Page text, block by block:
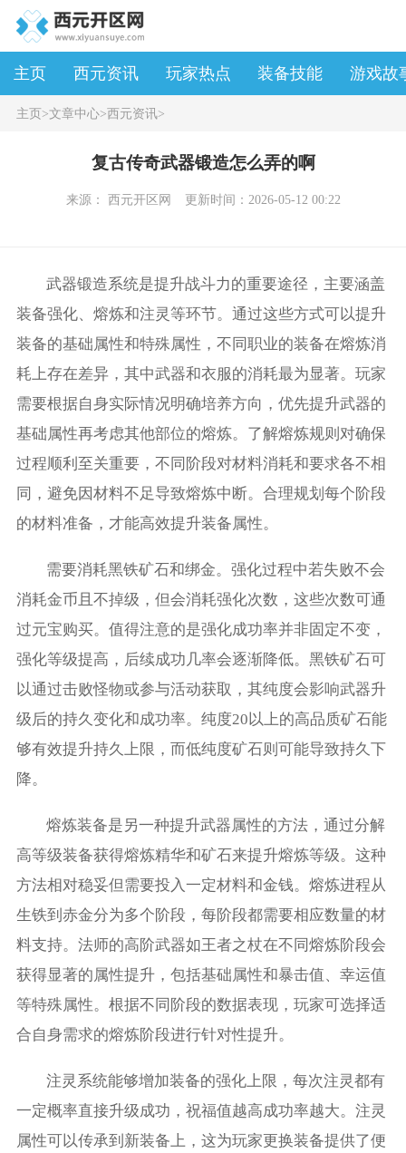
主页 西元资讯 玩家热点 装备技能 游戏故
主页>文章中心>西元资讯>
复古传奇武器锻造怎么弄的啊
来源： 西元开区网 更新时间：2026-05-12 00:22
武器锻造系统是提升战斗力的重要途径，主要涵盖
装备强化、熔炼和注灵等环节。通过这些方式可以提升
装备的基础属性和特殊属性，不同职业的装备在熔炼消
耗上存在差异，其中武器和衣服的消耗最为显著。玩家
需要根据自身实际情况明确培养方向，优先提升武器的
基础属性再考虑其他部位的熔炼。了解熔炼规则对确保
过程顺利至关重要，不同阶段对材料消耗和要求各不相
同，避免因材料不足导致熔炼中断。合理规划每个阶段
的材料准备，才能高效提升装备属性。
需要消耗黑铁矿石和绑金。强化过程中若失败不会
消耗金币且不掉级，但会消耗强化次数，这些次数可通
过元宝购买。值得注意的是强化成功率并非固定不变，
强化等级提高，后续成功几率会逐渐降低。黑铁矿石可
以通过击败怪物或参与活动获取，其纯度会影响武器升
级后的持久变化和成功率。纯度20以上的高品质矿石能
够有效提升持久上限，而低纯度矿石则可能导致持久下
降。
熔炼装备是另一种提升武器属性的方法，通过分解
高等级装备获得熔炼精华和矿石来提升熔炼等级。这种
方法相对稳妥但需要投入一定材料和金钱。熔炼进程从
生铁到赤金分为多个阶段，每阶段都需要相应数量的材
料支持。法师的高阶武器如王者之杖在不同熔炼阶段会
获得显著的属性提升，包括基础属性和暴击值、幸运值
等特殊属性。根据不同阶段的数据表现，玩家可选择适
合自身需求的熔炼阶段进行针对性提升。
注灵系统能够增加装备的强化上限，每次注灵都有
一定概率直接升级成功，祝福值越高成功率越大。注灵
属性可以传承到新装备上，这为玩家更换装备提供了便